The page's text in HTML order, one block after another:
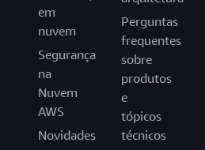
em
nuvem
Segurança
na
Nuvem
AWS
Novidades
Perguntas
frequentes
sobre
produtos
e
tópicos
técnicos